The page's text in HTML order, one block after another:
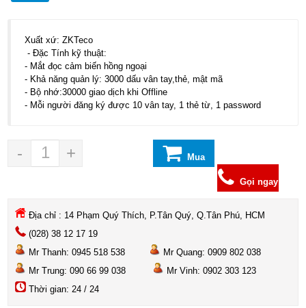
Xuất xứ: ZKTeco
- Đặc Tính kỹ thuật:
- Mắt đọc cảm biến hồng ngoại
- Khả năng quản lý: 3000 dấu vân tay,thẻ, mật mã
- Bộ nhớ:30000 giao dịch khi Offline
- Mỗi người đăng ký được 10 vân tay, 1 thẻ từ, 1 password
- + Mua
Gọi ngay
Địa chỉ : 14 Phạm Quý Thích, P.Tân Quý, Q.Tân Phú, HCM
(028) 38 12 17 19
Mr Thanh: 0945 518 538
Mr Quang: 0909 802 038
Mr Trung: 090 66 99 038
Mr Vinh: 0902 303 123
Thời gian: 24 / 24